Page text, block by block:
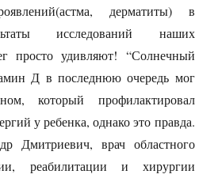
дерматиты) в
исследований наших
просто удивляют! “Солнечный
Д в последнюю очередь мог
который профилактировал
у ребенка, однако это правда.
Дмитриевич, врач областного
реабилитации и хирургии